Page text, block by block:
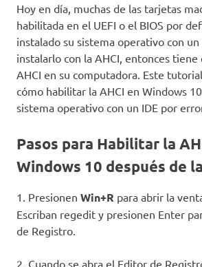
Hoy en día, muchas de las tarjetas
habilitada en el UEFI o el BIOS por
instalado su sistema operativo con
instalarlo con la AHCI, entonces
AHCI en su computadora. Este
cómo habilitar la AHCI en Windows
sistema operativo con un IDE por
Pasos para Habilitar la
Windows 10 después de
1. Presionen Win+R para abrir la
Escriban regedit y presionen Enter
de Registro.
2. Cuando se abra el Editor de